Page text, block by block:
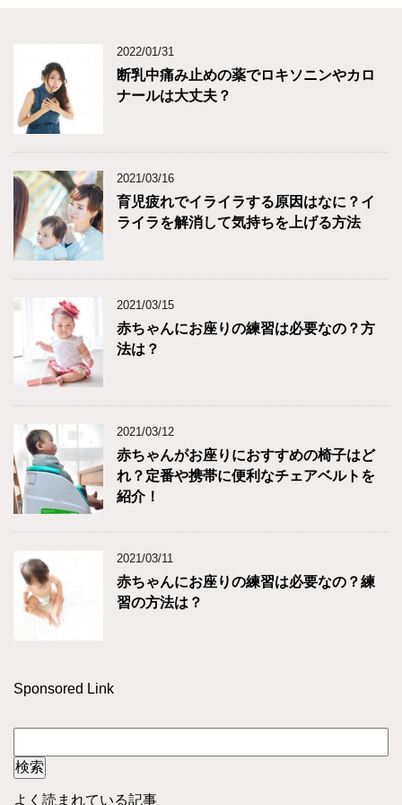
2022/01/31
断乳中痛み止めの薬でロキソニンやカロ
ナールは大丈夫？
2021/03/16
育児疲れでイライラする原因はなに？イ
ライラを解消して気持ちを上げる方法
2021/03/15
赤ちゃんにお座りの練習は必要なの？方
法は？
2021/03/12
赤ちゃんがお座りにおすすめの椅子はど
れ？定番や携帯に便利なチェアベルトを
紹介！
2021/03/11
赤ちゃんにお座りの練習は必要なの？練
習の方法は？
Sponsored Link
よく読まれている記事